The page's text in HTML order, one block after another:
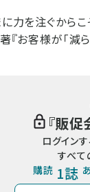
力を注ぐから
お客様が「減
『販促
ログイン
すべて
購読 1誌